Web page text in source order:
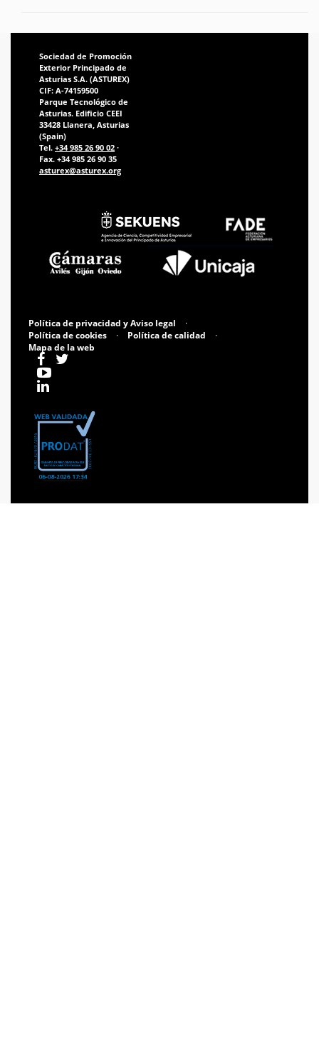
Sociedad de Promoción
Exterior Principado de
Asturias S.A. (ASTUREX)
CIF: A-74159500
Parque Tecnológico de
Asturias. Edificio CEEI
33428 Llanera, Asturias
(Spain)
Tel. +34 985 26 90 02 ·
Fax. +34 985 26 90 35
asturex@asturex.org
Política de privacidad y Aviso legal
·
Política de cookies
· Política de calidad
·
Mapa de la web